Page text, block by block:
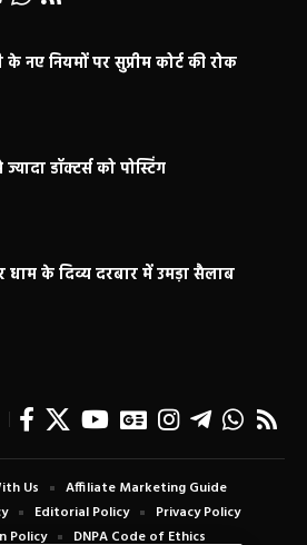
के नए नियमों पर सुप्रीम कोर्ट की रोक
डॉक्टर्स को पोस्टिंग
धाम के दिव्य दरबार में उमड़ा सैलाब
Us
Affiliate Marketing Guide
Editorial Policy
Privacy Policy
Policy
DNPA Code of Ethics